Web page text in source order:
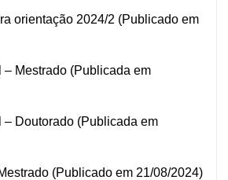
orientação 2024/2 (Publicado em
Mestrado (Publicada em
Doutorado (Publicada em
(Publicado em 21/08/2024)